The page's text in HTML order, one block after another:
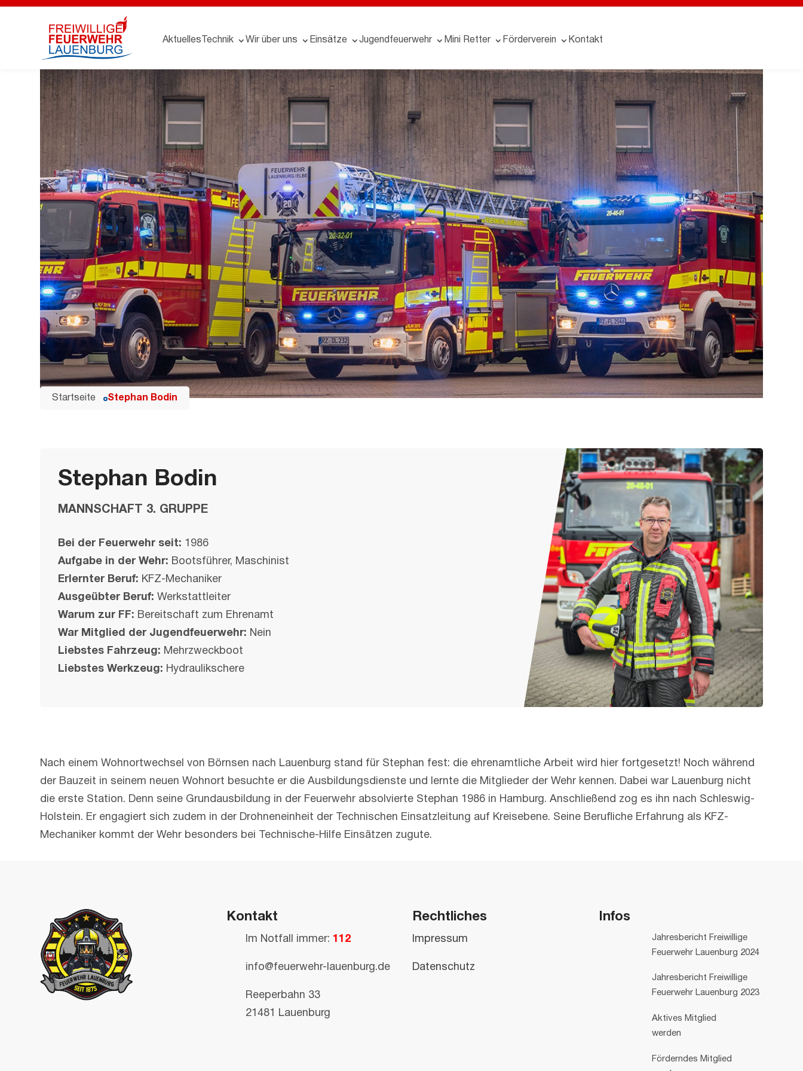
Aktuelles Technik Wir über uns Einsätze Jugendfeuerwehr Mini Retter Förderverein Kontakt
Startseite Stephan Bodin
Stephan Bodin
MANNSCHAFT 3. GRUPPE
Bei der Feuerwehr seit: 1986
Aufgabe in der Wehr: Bootsführer, Maschinist
Erlernter Beruf: KFZ-Mechaniker
Ausgeübter Beruf: Werkstattleiter
Warum zur FF: Bereitschaft zum Ehrenamt
War Mitglied der Jugendfeuerwehr: Nein
Liebstes Fahrzeug: Mehrzweckboot
Liebstes Werkzeug: Hydraulikschere
Nach einem Wohnortwechsel von Börnsen nach Lauenburg stand für Stephan fest: die ehrenamtliche Arbeit wird hier fortgesetzt! Noch während
der Bauzeit in seinem neuen Wohnort besuchte er die Ausbildungsdienste und lernte die Mitglieder der Wehr kennen. Dabei war Lauenburg nicht
die erste Station. Denn seine Grundausbildung in der Feuerwehr absolvierte Stephan 1986 in Hamburg. Anschließend zog es ihn nach Schleswig-
Holstein. Er engagiert sich zudem in der Drohneneinheit der Technischen Einsatzleitung auf Kreisebene. Seine Berufliche Erfahrung als KFZ-
Mechaniker kommt der Wehr besonders bei Technische-Hilfe Einsätzen zugute.
Kontakt
Im Notfall immer: 112
info@feuerwehr-lauenburg.de
Reeperbahn 33
21481 Lauenburg
Rechtliches
Impressum
Datenschutz
Infos
Jahresbericht Freiwillige
Feuerwehr Lauenburg 2024
Jahresbericht Freiwillige
Feuerwehr Lauenburg 2023
Aktives Mitglied
werden
Förderndes Mitglied